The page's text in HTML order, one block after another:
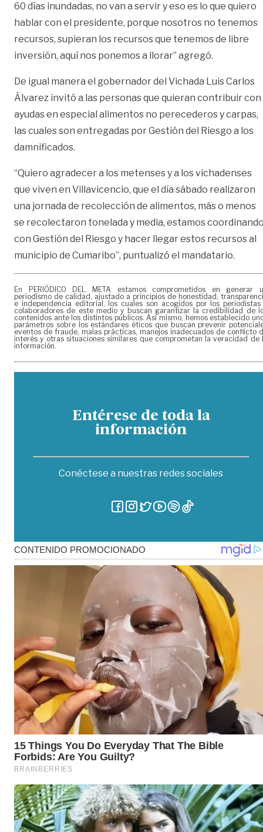
60 días inundadas, no van a servir y eso es lo que quiero
hablar con el presidente, porque nosotros no tenemos
recursos, supieran los recursos que tenemos de libre
inversión, aquí nos ponemos a llorar” agregó.
De igual manera el gobernador del Vichada Luis Carlos
Álvarez invitó a las personas que quieran contribuir con
ayudas en especial alimentos no perecederos y carpas,
las cuales son entregadas por Gestión del Riesgo a los
damnificados.
“Quiero agradecer a los metenses y a los vichadenses
que viven en Villavicencio, que el día sábado realizaron
una jornada de recolección de alimentos, más o menos
se recolectaron tonelada y media, estamos
con Gestión del Riesgo y hacer llegar estos recursos al
municipio de Cumaribo”, puntualizó el mandatario.
En PERIÓDICO DEL META estamos comprometidos en generar
periodismo de calidad, ajustado a principios de honestidad,
e independencia editorial, los cuales son acogidos por los periodistas
colaboradores de este medio y buscan garantizar la credibilidad de
contenidos ante los distintos públicos. Así mismo, hemos establecido
parámetros sobre los estándares éticos que buscan prevenir
eventos de fraude, malas prácticas, manejos inadecuados de conflicto
interés y otras situaciones similares que comprometan la veracidad de
información.
Entérese de toda la
información
Conéctese a nuestras redes sociales